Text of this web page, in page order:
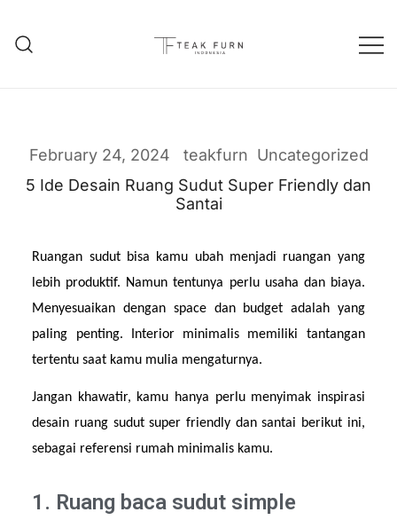
February 24, 2024 teakfurn Uncategorized
5 Ide Desain Ruang Sudut Super Friendly dan
Santai
Ruangan sudut bisa kamu ubah menjadi ruangan yang
lebih produktif. Namun tentunya perlu usaha dan biaya.
Menyesuaikan dengan space dan budget adalah yang
paling penting. Interior minimalis memiliki tantangan
tertentu saat kamu mulia mengaturnya.
Jangan khawatir, kamu hanya perlu menyimak inspirasi
desain ruang sudut super friendly dan santai berikut ini,
sebagai referensi rumah minimalis kamu.
1. Ruang baca sudut simple